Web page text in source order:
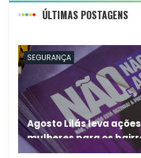
ÚLTIMAS POSTAGENS
SEGURANÇA
Agosto Lilás leva
mulheres para os
Durante o mês de agosto,